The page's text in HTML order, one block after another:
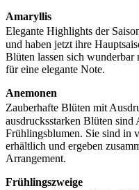
Amaryllis
Elegante Highlights der
und haben jetzt ihre
Blüten lassen sich
für eine elegante Note.
Anemonen
Zauberhafte Blüten mit
ausdrucksstarken Blüten sind
Frühlingsblumen. Sie sind in
erhältlich und ergeben
Arrangement.
Frühlingszweige